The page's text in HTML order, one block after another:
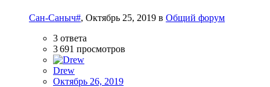
Сан-Саныч#, Октябрь 25, 2019 в Общий форум
3 ответа
3 691 просмотров
Drew
Октябрь 26, 2019